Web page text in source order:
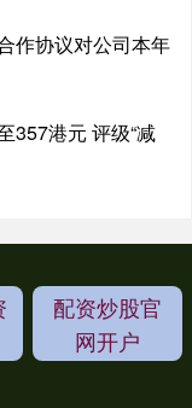
作协议对公司本年
357港元 评级“减
配资炒股官
网开户